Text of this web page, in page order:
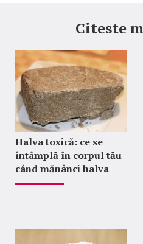
Citeste
Halva toxică: ce se
întâmplă în corpul tău
când mănânci halva